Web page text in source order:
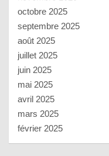
octobre 2025
septembre 2025
août 2025
juillet 2025
juin 2025
mai 2025
avril 2025
mars 2025
février 2025